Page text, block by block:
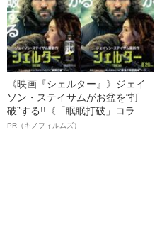
《映画『シェルター』》ジェイ
ソン・ステイサムがお盆を“打
破”する!!《「眠眠打破」コラ
ボ》
PR（キノフィルムズ）